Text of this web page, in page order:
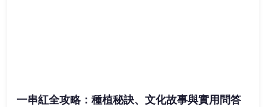
一串紅全攻略：種植秘訣、文化故事與實用問答